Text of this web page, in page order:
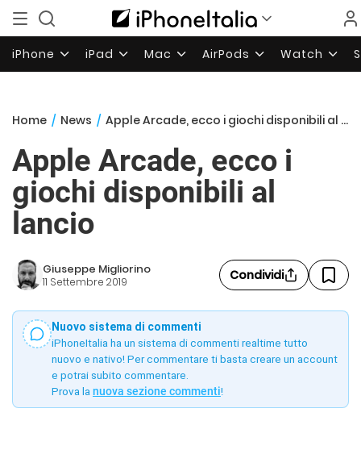
iPhone iPad Mac AirPods Watch
Home / News / Apple Arcade, ecco i giochi disponibili al lancio
Apple Arcade, ecco i
giochi disponibili al
lancio
Giuseppe Migliorino
11 Settembre 2019 Condividi
Nuovo sistema di commenti
iPhoneItalia ha un sistema di commenti realtime tutto
nuovo e nativo! Per commentare ti basta creare un account
e potrai subito commentare.
Prova la nuova sezione commenti!